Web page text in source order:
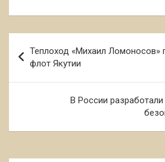
по
записям
Теплоход «Михаил Ломоносов»
флот Якутии
В России